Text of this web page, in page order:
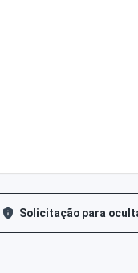
Solicitação para